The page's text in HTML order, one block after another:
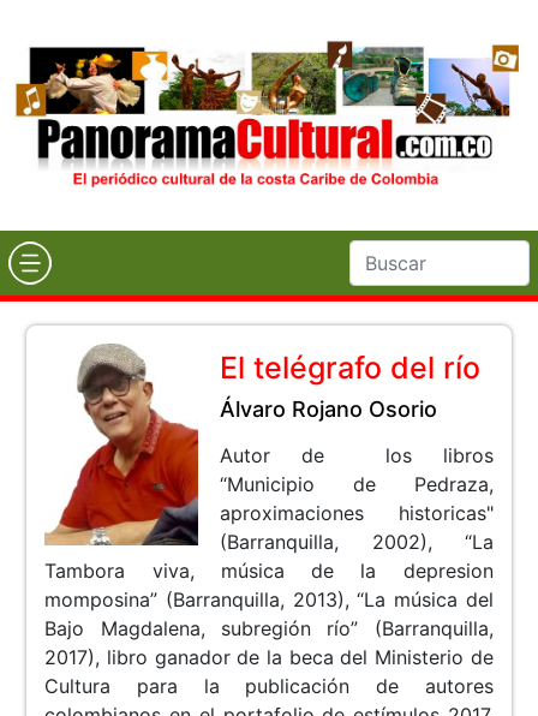
El telégrafo del río
Álvaro Rojano Osorio
Autor de los libros
“Municipio de Pedraza,
aproximaciones historicas"
(Barranquilla, 2002), “La
Tambora viva, música de la depresion
momposina” (Barranquilla, 2013), “La música del
Bajo Magdalena, subregión río” (Barranquilla,
2017), libro ganador de la beca del Ministerio de
Cultura para la publicación de autores